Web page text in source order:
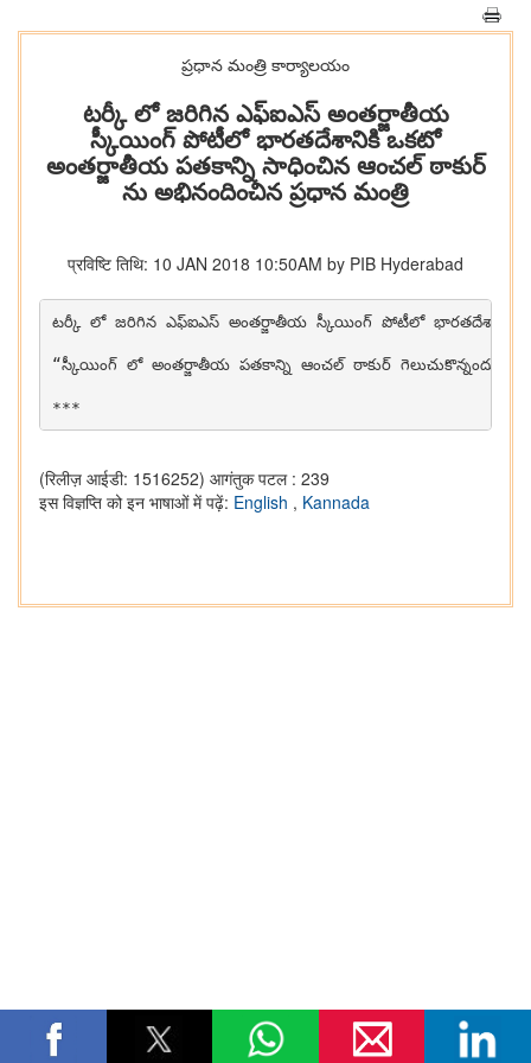
ప్రధాన మంత్రి కార్యాలయం
ట‌ర్కీ లో జరిగిన ఎఫ్ఐఎస్ అంత‌ర్జాతీయ
స్కీయింగ్ పోటీలో భార‌త‌దేశానికి ఒక‌టో
అంత‌ర్జాతీయ ప‌త‌కాన్ని సాధించిన ఆంచ‌ల్ ఠాకుర్
ను అభినందించిన ప్ర‌ధాన మంత్రి
प्रविष्टि तिथि: 10 JAN 2018 10:50AM by PIB Hyderabad
ట‌ర్కీ లో జరిగిన ఎఫ్ఐఎస్ అంత‌ర్జాతీయ స్కీయింగ్ పోటీలో భార‌త‌దేశానికి ఒక‌టో అంత‌ర్జాతీయ ప‌త‌కాన్ని సాధించిన ఆంచ‌ల్ ఠాకూర్ ను ప్ర‌ధాన మంత్రి శ్రీ న‌రేంద్ర మోదీ అభినందించారు.
“స్కీయింగ్ లో అంత‌ర్జాతీయ ప‌త‌కాన్ని ఆంచ‌ల్ ఠాకుర్ గెలుచుకొన్నందుకు ఆమెకు ఇవే నా శెభాషులు.  ట‌ర్కీ లో ఎఫ్ఐఎస్ అంతర్జాతీయ స్కీయింగ్ పోటీలో నీ చ‌రిత్రాత్మ‌క విజ‌య సాధ‌న ప‌ట్ల యావ‌త్ దేశ ప్ర‌జ‌లు సంతోషిస్తున్నారమ్మా.  నీ భావి ప్ర‌య‌త్నాలు కూడా ఎంతో అత్యుత్త‌మంగా ఉండాల‌ని ఆకాంక్షిస్తున్నాను తల్లీ” అని ప్ర‌ధాన మంత్రి త‌న సందేశంలో పేర్కొన్నారు.
***
(रिलीज़ आईडी: 1516252) आगंतुक पटल : 239
इस विज्ञप्ति को इन भाषाओं में पढ़ें: English , Kannada